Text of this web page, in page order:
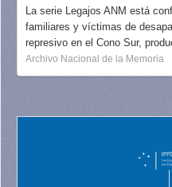
La serie Legajos ANM está
familiares y víctimas de
represivo en el Cono Sur,
Archivo Nacional de la Memoria